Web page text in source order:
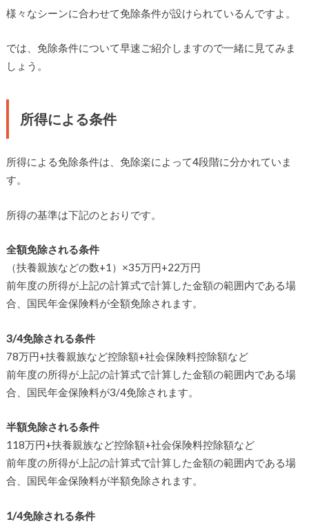
様々なシーンに合わせて免除条件が設けられているんですよ。
では、免除条件について早速ご紹介しますので一緒に見てみま
しょう。
所得による条件
所得による免除条件は、免除楽によって4段階に分かれていま
す。
所得の基準は下記のとおりです。
全額免除される条件
（扶養親族などの数+1）×35万円+22万円
前年度の所得が上記の計算式で計算した金額の範囲内である場
合、国民年金保険料が全額免除されます。
3/4免除される条件
78万円+扶養親族など控除額+社会保険料控除額など
前年度の所得が上記の計算式で計算した金額の範囲内である場
合、国民年金保険料が3/4免除されます。
半額免除される条件
118万円+扶養親族など控除額+社会保険料控除額など
前年度の所得が上記の計算式で計算した金額の範囲内である場
合、国民年金保険料が半額免除されます。
1/4免除される条件